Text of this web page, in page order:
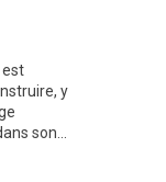
est
y
son…